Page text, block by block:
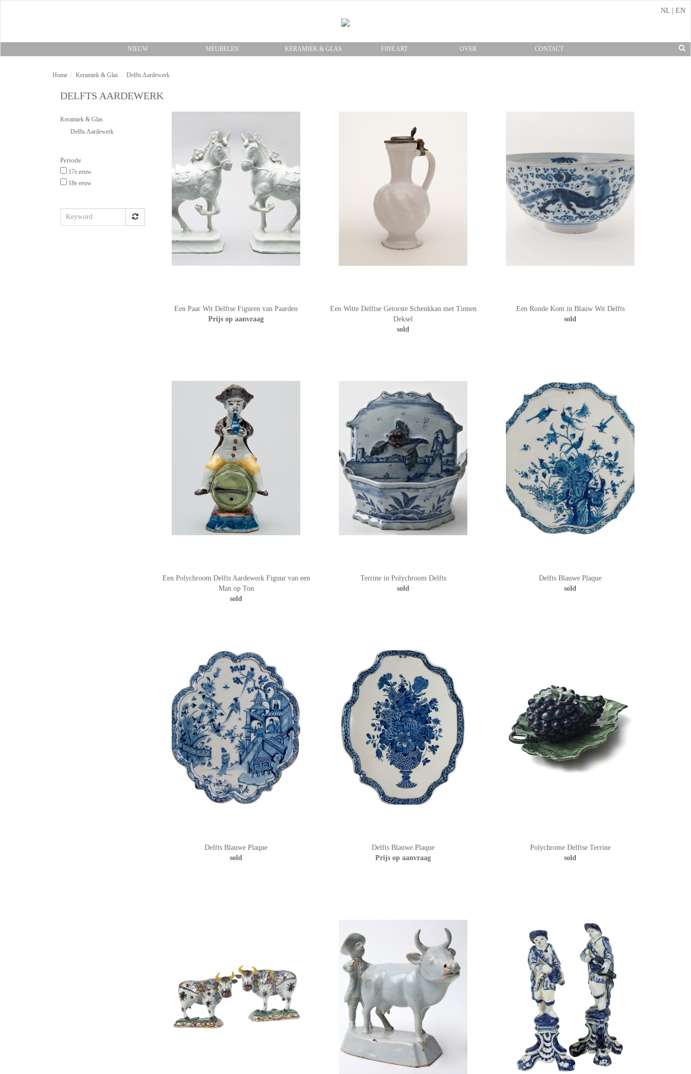
NIEUW MEUBELEN KERAMIEK & GLAS FINE ART OVER CONTACT
NL EN
Home Keramiek & Glas Delfts Aardewerk
DELFTS AARDEWERK
Keramiek & Glas
Delfts Aardewerk
Periode
17e eeuw
18e eeuw
Een Paar Wit Delftse Figuren van Paarden
Prijs op aanvraag
Een Witte Delftse Getorste Schenkkan met Tinnen
Deksel
sold
Een Ronde Kom in Blauw Wit Delfts
sold
Een Polychroom Delfts Aardewerk Figuur van een
Man op Ton
sold
Terrine in Polychroom Delfts
sold
Delfts Blauwe Plaque
sold
Delfts Blauwe Plaque
sold
Delfts Blauwe Plaque
Prijs op aanvraag
Polychrome Delftse Terrine
sold